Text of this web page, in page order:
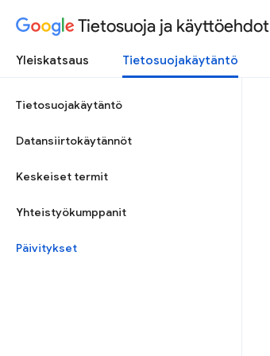
Tietosuoja ja käyttöehdot
Yleiskatsaus Tietosuojakäytäntö
Tietosuojakäytäntö
Datansiirtokäytännöt
Keskeiset termit
Yhteistyökumppanit
Päivitykset